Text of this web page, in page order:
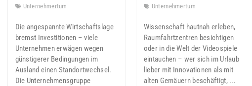
Unternehmertum
Die angespannte Wirtschaftslage
bremst Investitionen – viele
Unternehmen erwägen wegen
günstigerer Bedingungen im
Ausland einen Standortwechsel.
Die Unternehmensgruppe
Unternehmertum
Wissenschaft hautnah erleben,
Raumfahrtzentren besichtigen
oder in die Welt der Videospiele
eintauchen – wer sich im Urlaub
lieber mit Innovationen als mit
alten Gemäuern beschäftigt, ...